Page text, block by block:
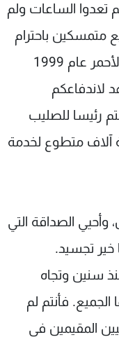
تعدوا الساعات ولم
متمسكين باحترام
الإنسان أولا. تطوعتم في الصليب الأحمر عام 1999
لاندفاعكم
رئيسا للصليب
آلاف متطوع لخدمة
وأحيي الصداقة التي
خير تجسيد.
سنين وتجاه
الجميع. فأنتم لم
المقيمين في